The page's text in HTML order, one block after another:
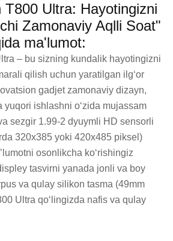
Ultra: Hayotingizni
Zamonaviy Aqlli Soat"
ma'lumot:
– bu sizning kundalik hayotingizni
qilish uchun yaratilgan ilg‘or
gadjet zamonaviy dizayn,
yuqori ishlashni o‘zida mujassam
sezgir 1.99-2 dyuymli HD sensorli
320x385 yoki 420x485 piksel)
osonlikcha ko‘rishingiz
tasvirni yanada jonli va boy
va qulay silikon tasma (49mm
Ultra qo‘lingizda nafis va qulay